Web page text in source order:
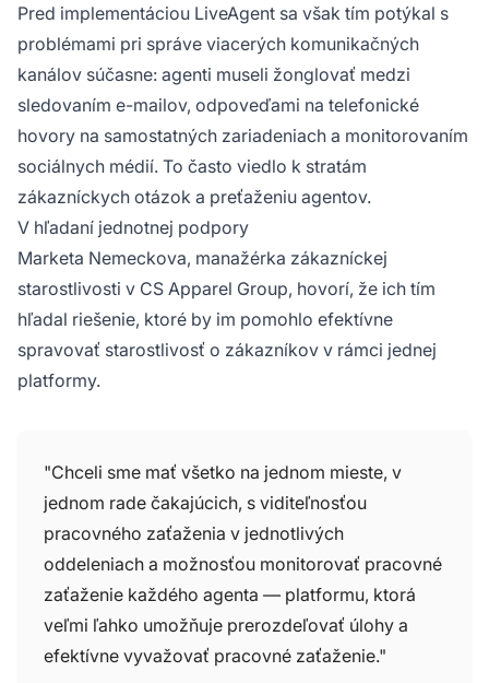
Pred implementáciou LiveAgent sa však tím potýkal s
problémami pri správe viacerých komunikačných
kanálov súčasne: agenti museli žonglovať medzi
sledovaním e-mailov, odpoveďami na telefonické
hovory na samostatných zariadeniach a monitorovaním
sociálnych médií. To často viedlo k stratám
zákazníckych otázok a preťaženiu agentov.
V hľadaní jednotnej podpory
Marketa Nemeckova, manažérka zákazníckej
starostlivosti v CS Apparel Group, hovorí, že ich tím
hľadal riešenie, ktoré by im pomohlo efektívne
spravovať starostlivosť o zákazníkov v rámci jednej
platformy.
"Chceli sme mať všetko na jednom mieste, v
jednom rade čakajúcich, s viditeľnosťou
pracovného zaťaženia v jednotlivých
oddeleniach a možnosťou monitorovať pracovné
zaťaženie každého agenta — platformu, ktorá
veľmi ľahko umožňuje prerozdeľovať úlohy a
efektívne vyvažovať pracovné zaťaženie."